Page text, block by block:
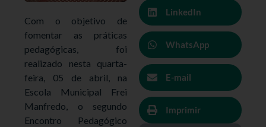
Com o objetivo de
fomentar as práticas
pedagógicas, foi
realizado nesta quarta-
feira, 05 de abril, na
Escola Municipal Frei
Manfredo, o segundo
Encontro Pedagógico
LinkedIn
WhatsApp
E-mail
Imprimir